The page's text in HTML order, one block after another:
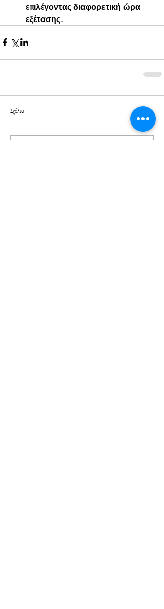
επιλέγοντας διαφορετική ώρα
εξέτασης.
Σχόλια